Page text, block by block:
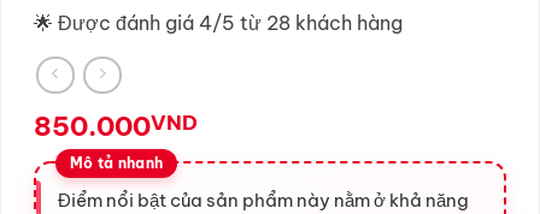
🌟 Được đánh giá 4/5 từ 28 khách hàng
850.000VND
Điểm nổi bật của sản phẩm này nằm ở khả năng